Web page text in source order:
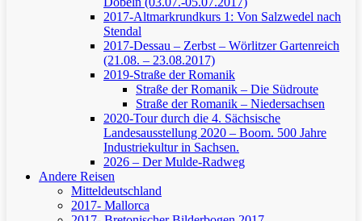
2017-Altmarkrundkurs 1: Von Salzwedel nach
Stendal
2017-Dessau – Zerbst – Wörlitzer Gartenreich
(21.08. – 23.08.2017)
2019-Straße der Romanik
Straße der Romanik – Die Südroute
Straße der Romanik – Niedersachsen
2020-Tour durch die 4. Sächsische
Landesausstellung 2020 – Boom. 500 Jahre
Industriekultur in Sachsen.
2026 – Der Mulde-Radweg
Andere Reisen
Mitteldeutschland
2017- Mallorca